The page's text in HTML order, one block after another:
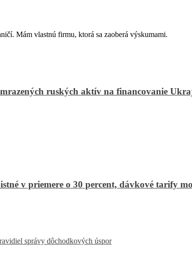
Mám vlastnú firmu, ktorá sa zaoberá výskumami.
ruských aktív na financovanie
v priemere o 30 percent, dávkové tarify